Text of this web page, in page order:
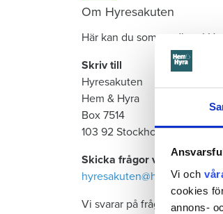
Vi och
cookies
annons-
Om Hyresakuten
Här kan du som medlem i
Skriv till
Hyresakuten
Hem & Hyra
Box 7514
103 92 Stockholm
Skicka frågor via e-post:
hyresakuten@hemhyra.se
Vi svarar på frågor av mer